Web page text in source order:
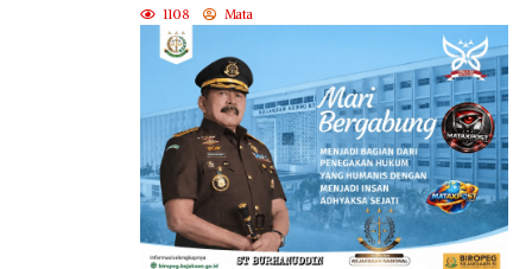
1108 Mata